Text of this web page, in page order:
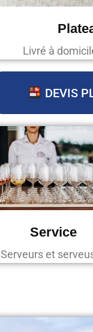
Livré à
DEVIS
Service
Serveurs et